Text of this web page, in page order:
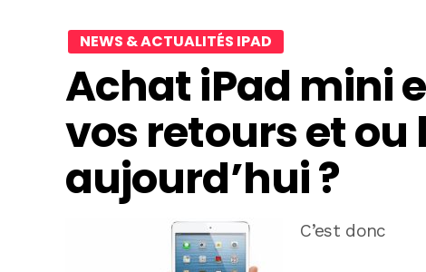
NEWS & ACTUALITÉS IPAD
Achat iPad mini
vos retours et ou
aujourd’hui ?
C’est donc